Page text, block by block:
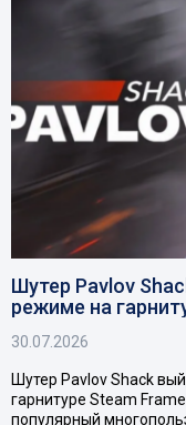
Шутер Pavlov
режиме на
30.07.2026
Шутер Pavlov Shack
гарнитуре Steam
популярный